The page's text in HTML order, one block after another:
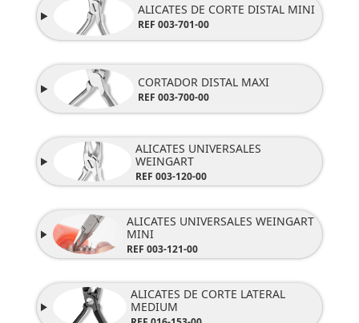
ALICATES DE CORTE DISTAL MINI
REF 003-701-00
CORTADOR DISTAL MAXI
REF 003-700-00
ALICATES UNIVERSALES
WEINGART
REF 003-120-00
ALICATES UNIVERSALES WEINGART
MINI
REF 003-121-00
ALICATES DE CORTE LATERAL
MEDIUM